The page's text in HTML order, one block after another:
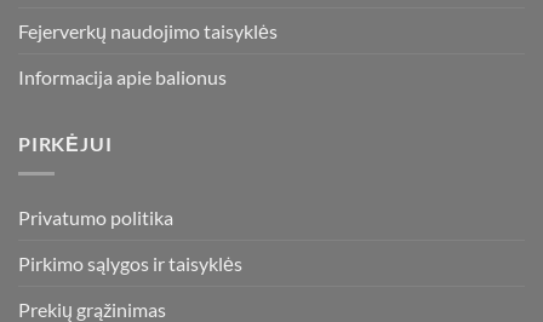
Fejerverkų naudojimo taisyklės
Informacija apie balionus
PIRKĖJUI
Privatumo politika
Pirkimo sąlygos ir taisyklės
Prekių grąžinimas